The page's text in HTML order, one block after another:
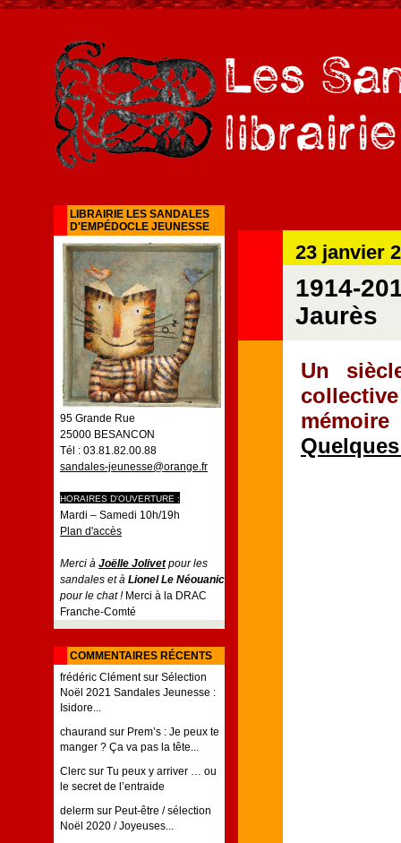
LIBRAIRIE LES SANDALES
D'EMPÉDOCLE JEUNESSE
95 Grande Rue
25000 BESANCON
Tél : 03.81.82.00.88
sandales-jeunesse@orange.fr
HORAIRES D'OUVERTURE :
Mardi – Samedi 10h/19h
Plan d'accès
Merci à Joëlle Jolivetpour les
sandales et à Lionel Le Néouanic
pour le chat !Merci à la DRAC
Franche-Comté
COMMENTAIRES RÉCENTS
frédéric Clémentsur Sélection
Noël 2021 Sandales Jeunesse :
Isidore...
chaurand sur Prem’s : Je peux te
manger ? Ça va pas la tête...
Clerc sur Tu peux y arriver … ou
le secret de l’entraide
delerm sur Peut-être / sélection
Noël 2020 / Joyeuses...
23 janvier
1914-
Jaurès
Un